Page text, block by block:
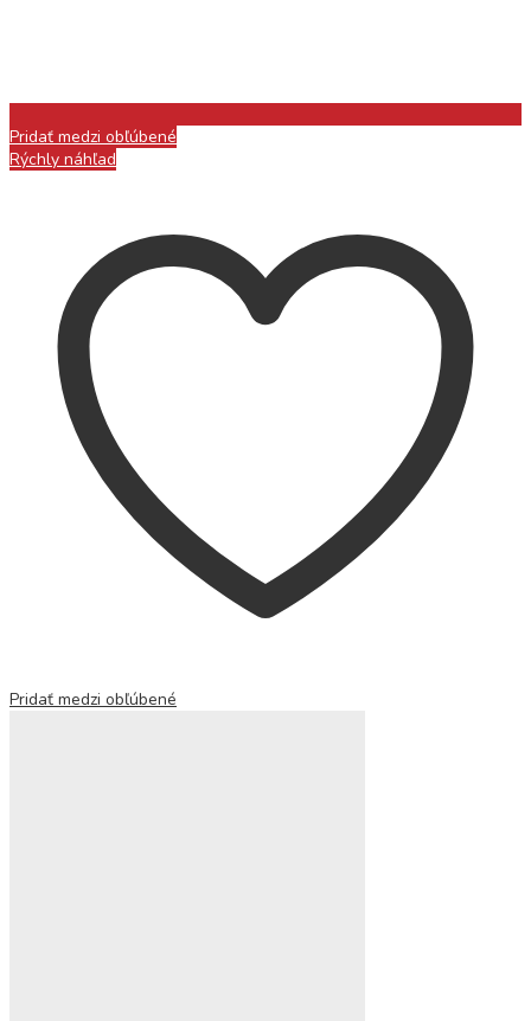
Pridať medzi obľúbené
Rýchly náhľad
Pridať medzi obľúbené